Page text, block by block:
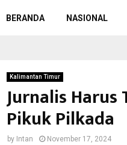
BERANDA NASIONAL
Kalimantan Timur
Jurnalis
Pikuk Pilkada
by Intan
November 17, 2024